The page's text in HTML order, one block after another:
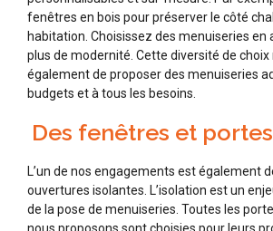
fenêtres en bois pour préserver le côté
habitation. Choisissez des menuiseries en
plus de modernité. Cette diversité de
également de proposer des menuiseries
budgets et à tous les besoins.
Des fenêtres et
L’un de nos engagements est également
ouvertures isolantes. L’isolation est un
de la pose de menuiseries. Toutes les
nous proposons sont choisies pour leurs